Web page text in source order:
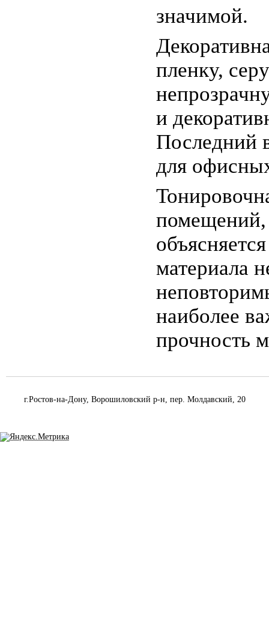
значимой.
пленку,
и
Последний
для
помещений,
материала
наиболее
прочность
г.Ростов-на-Дону, Ворошиловский р-н, пер. Молдавский, 20